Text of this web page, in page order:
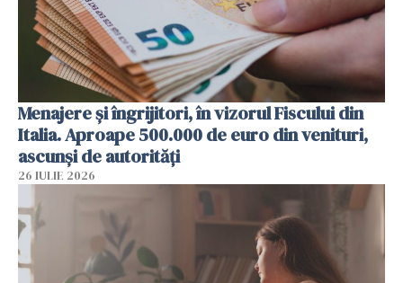
Menajere și îngrijitori, în vizorul Fiscului din
Italia. Aproape 500.000 de euro din venituri,
ascunși de autorități
26 IULIE 2026